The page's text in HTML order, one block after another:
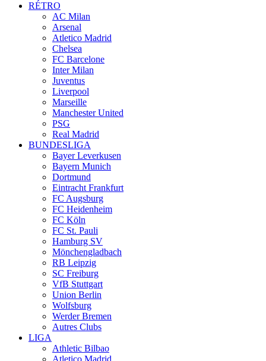
RÉTRO
AC Milan
Arsenal
Atletico Madrid
Chelsea
FC Barcelone
Inter Milan
Juventus
Liverpool
Marseille
Manchester United
PSG
Real Madrid
BUNDESLIGA
Bayer Leverkusen
Bayern Munich
Dortmund
Eintracht Frankfurt
FC Augsburg
FC Heidenheim
FC Köln
FC St. Pauli
Hamburg SV
Mönchengladbach
RB Leipzig
SC Freiburg
VfB Stuttgart
Union Berlin
Wolfsburg
Werder Bremen
Autres Clubs
LIGA
Athletic Bilbao